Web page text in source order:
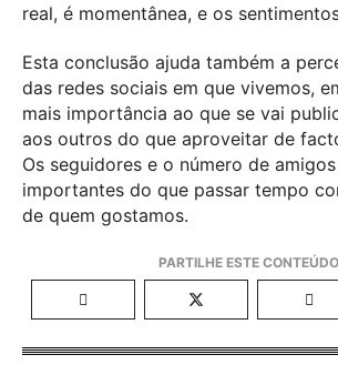
real, é momentânea, e os
Esta conclusão ajuda também a
das redes sociais em que vivemos,
mais importância ao que se vai
aos outros do que aproveitar de
Os seguidores e o número de
importantes do que passar tempo
de quem gostamos.